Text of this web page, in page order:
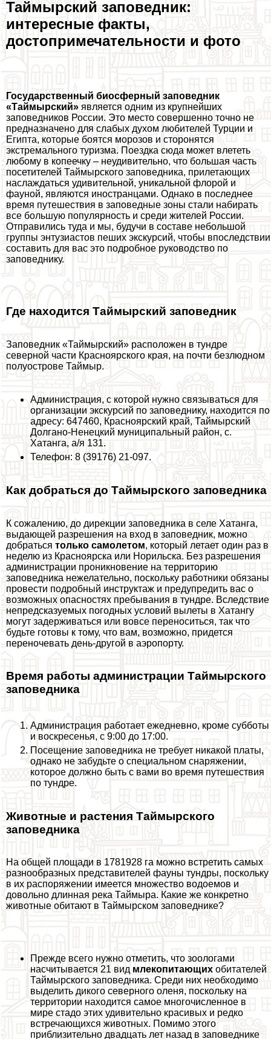
Таймырский заповедник:
интересные факты,
достопримечательности и фото
Государственный биосферный заповедник
«Таймырский» является одним из крупнейших
заповедников России. Это место совершенно точно не
предназначено для слабых духом любителей Турции и
Египта, которые боятся морозов и сторонятся
экстремального туризма. Поездка сюда может влететь
любому в копеечку – неудивительно, что большая часть
посетителей Таймырского заповедника, прилетающих
наслаждаться удивительной, уникальной флорой и
фауной, являются иностранцами. Однако в последнее
время путешествия в заповедные зоны стали набирать
все большую популярность и среди жителей России.
Отправились туда и мы, будучи в составе небольшой
группы энтузиастов пеших экскурсий, чтобы впоследствии
составить для вас это подробное руководство по
заповеднику.
Где находится Таймырский заповедник
Заповедник «Таймырский» расположен в тундре
северной части Красноярского края, на почти безлюдном
полуострове Таймыр.
Администрация, с которой нужно связываться для
организации экскурсий по заповеднику, находится по
адресу: 647460, Красноярский край, Таймырский
Долгано-Ненецкий муниципальный район, с.
Хатанга, а/я 131.
Телефон: 8 (39176) 21-097.
Как добраться до Таймырского заповедника
К сожалению, до дирекции заповедника в селе Хатанга,
выдающей разрешения на вход в заповедник, можно
добраться только самолетом, который летает один раз в
неделю из Красноярска или Норильска. Без разрешения
администрации проникновение на территорию
заповедника нежелательно, поскольку работники обязаны
провести подробный инструктаж и предупредить вас о
возможных опасностях пребывания в тундре. Вследствие
непредсказуемых погодных условий вылеты в Хатангу
могут задерживаться или вовсе переноситься, так что
будьте готовы к тому, что вам, возможно, придется
переночевать день-другой в аэропорту.
Время работы администрации Таймырского
заповедника
Администрация работает ежедневно, кроме субботы
и воскресенья, с 9:00 до 17:00.
Посещение заповедника не требует никакой платы,
однако не забудьте о специальном снаряжении,
которое должно быть с вами во время путешествия
по тундре.
Животные и растения Таймырского
заповедника
На общей площади в 1781928 га можно встретить самых
разнообразных представителей фауны тундры, поскольку
в их распоряжении имеется множество водоемов и
довольно длинная река Таймыра. Какие же конкретно
животные обитают в Таймырском заповеднике?
Прежде всего нужно отметить, что зоологами
насчитывается 21 вид млекопитающих обитателей
Таймырского заповедника. Среди них необходимо
выделить дикого северного оленя, поскольку на
территории находится самое многочисленное в
мире стадо этих удивительно красивых и редко
встречающихся животных. Помимо этого
приблизительно двадцать лет назад в заповеднике